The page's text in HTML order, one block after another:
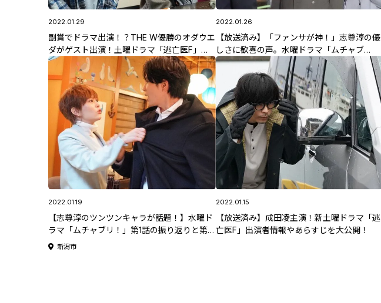
2022.01.29
副賞でドラマ出演！？THE W優勝のオダウエ
ダがゲスト出演！土曜ドラマ「逃亡医F」第3
話のあらすじも公開！
2022.01.26
【放送済み】「ファンサが神！」志尊淳の優
しさに歓喜の声。水曜ドラマ「ムチャブ
リ！」第3話のあらすじも公開！
2022.01.19
【志尊淳のツンツンキャラが話題！】水曜ド
ラマ「ムチャブリ！」第1話の振り返りと第2
話のあらすじを公開！
新潟市
2022.01.15
【放送済み】成田凌主演！新土曜ドラマ「逃
亡医F」出演者情報やあらすじを大公開！